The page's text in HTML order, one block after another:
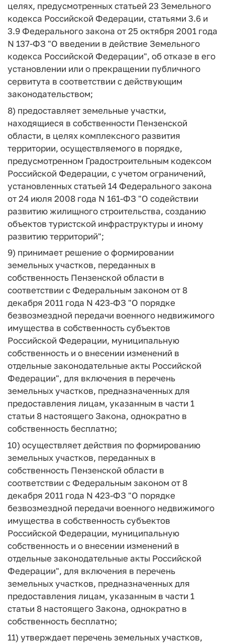
целях, предусмотренных статьей 23 Земельного
кодекса Российской Федерации, статьями 3.6 и
3.9 Федерального закона от 25 октября 2001 года
N 137-ФЗ "О введении в действие Земельного
кодекса Российской Федерации", об отказе в его
установлении или о прекращении публичного
сервитута в соответствии с действующим
законодательством;
8) предоставляет земельные участки,
находящиеся в собственности Пензенской
области, в целях комплексного развития
территории, осуществляемого в порядке,
предусмотренном Градостроительным кодексом
Российской Федерации, с учетом ограничений,
установленных статьей 14 Федерального закона
от 24 июля 2008 года N 161-ФЗ "О содействии
развитию жилищного строительства, созданию
объектов туристской инфраструктуры и иному
развитию территорий";
9) принимает решение о формировании
земельных участков, переданных в
собственность Пензенской области в
соответствии с Федеральным законом от 8
декабря 2011 года N 423-ФЗ "О порядке
безвозмездной передачи военного недвижимого
имущества в собственность субъектов
Российской Федерации, муниципальную
собственность и о внесении изменений в
отдельные законодательные акты Российской
Федерации", для включения в перечень
земельных участков, предназначенных для
предоставления лицам, указанным в части 1
статьи 8 настоящего Закона, однократно в
собственность бесплатно;
10) осуществляет действия по формированию
земельных участков, переданных в
собственность Пензенской области в
соответствии с Федеральным законом от 8
декабря 2011 года N 423-ФЗ "О порядке
безвозмездной передачи военного недвижимого
имущества в собственность субъектов
Российской Федерации, муниципальную
собственность и о внесении изменений в
отдельные законодательные акты Российской
Федерации", для включения в перечень
земельных участков, предназначенных для
предоставления лицам, указанным в части 1
статьи 8 настоящего Закона, однократно в
собственность бесплатно;
11) утверждает перечень земельных участков,